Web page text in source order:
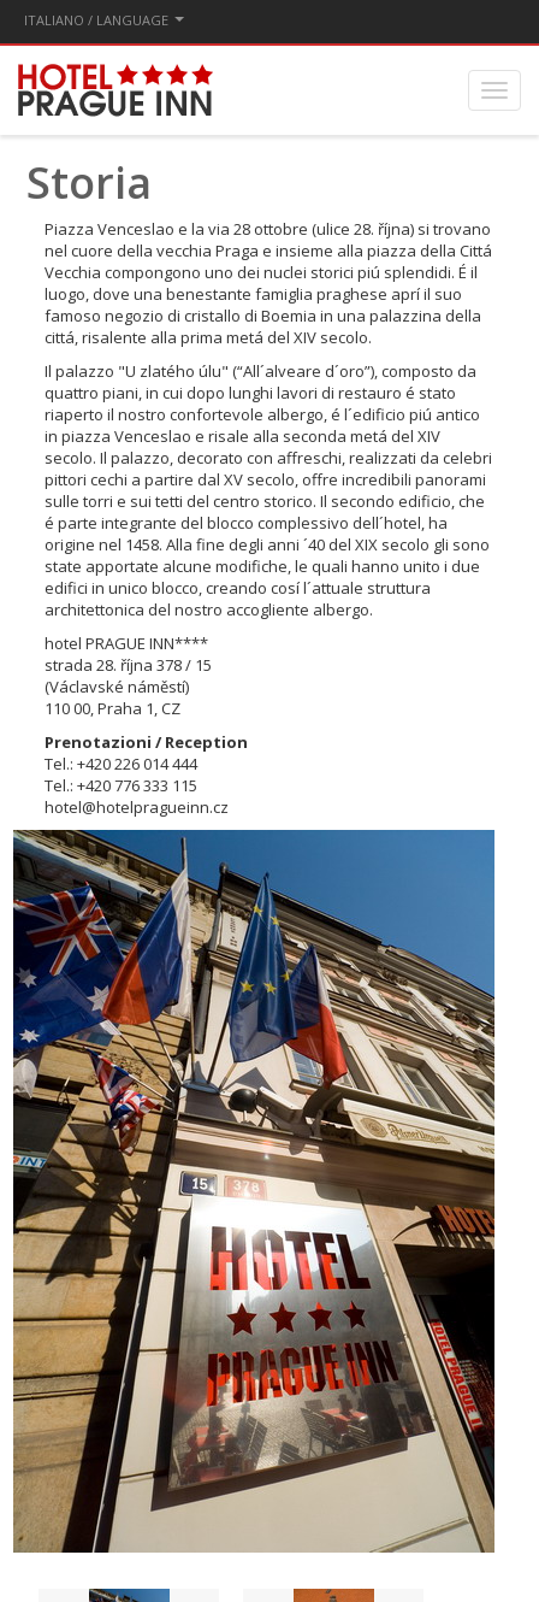
ITALIANO / LANGUAGE
Storia
Piazza Venceslao e la via 28 ottobre (ulice 28. října) si trovano
nel cuore della vecchia Praga e insieme alla piazza della Cittá
Vecchia compongono uno dei nuclei storici piú splendidi. É il
luogo, dove una benestante famiglia praghese aprí il suo
famoso negozio di cristallo di Boemia in una palazzina della
cittá, risalente alla prima metá del XIV secolo.
Il palazzo "U zlatého úlu" (“All´alveare d´oro”), composto da
quattro piani, in cui dopo lunghi lavori di restauro é stato
riaperto il nostro confortevole albergo, é l´edificio piú antico
in piazza Venceslao e risale alla seconda metá del XIV
secolo. Il palazzo, decorato con affreschi, realizzati da celebri
pittori cechi a partire dal XV secolo, offre incredibili panorami
sulle torri e sui tetti del centro storico. Il secondo edificio, che
é parte integrante del blocco complessivo dell´hotel, ha
origine nel 1458. Alla fine degli anni ´40 del XIX secolo gli sono
state apportate alcune modifiche, le quali hanno unito i due
edifici in unico blocco, creando cosí l´attuale struttura
architettonica del nostro accogliente albergo.
hotel PRAGUE INN****
strada 28. října 378 / 15
(Václavské náměstí)
110 00, Praha 1, CZ
Prenotazioni / Reception
Tel.: +420 226 014 444
Tel.: +420 776 333 115
hotel@hotelpragueinn.cz